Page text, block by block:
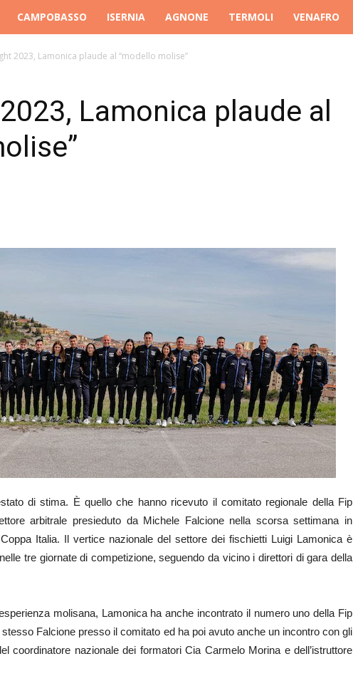
Molise
News
CAMPOBASSO ISERNIA AGNONE TERMOLI VENAFRO
2023, Lamonica plaude al “modello molise”
Lamonica plaude al
di stima. È quello che hanno ricevuto il comitato regionale della Fip
arbitrale presieduto da Michele Falcione nella scorsa settimana in
Italia. Il vertice nazionale del settore dei fischietti Luigi Lamonica è
tre giornate di competizione, seguendo da vicino i direttori di gara della
molisana, Lamonica ha anche incontrato il numero uno della Fip
Falcione presso il comitato ed ha poi avuto anche un incontro con gli
coordinatore nazionale dei formatori Cia Carmelo Morina e dell’istruttore